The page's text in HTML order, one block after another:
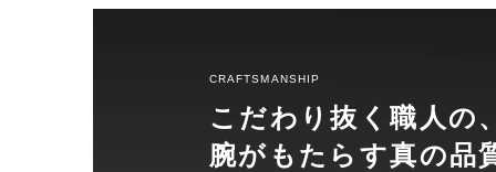
CRAFTSMANSHIP
こだわり抜く職人の
腕がもたらす真の品